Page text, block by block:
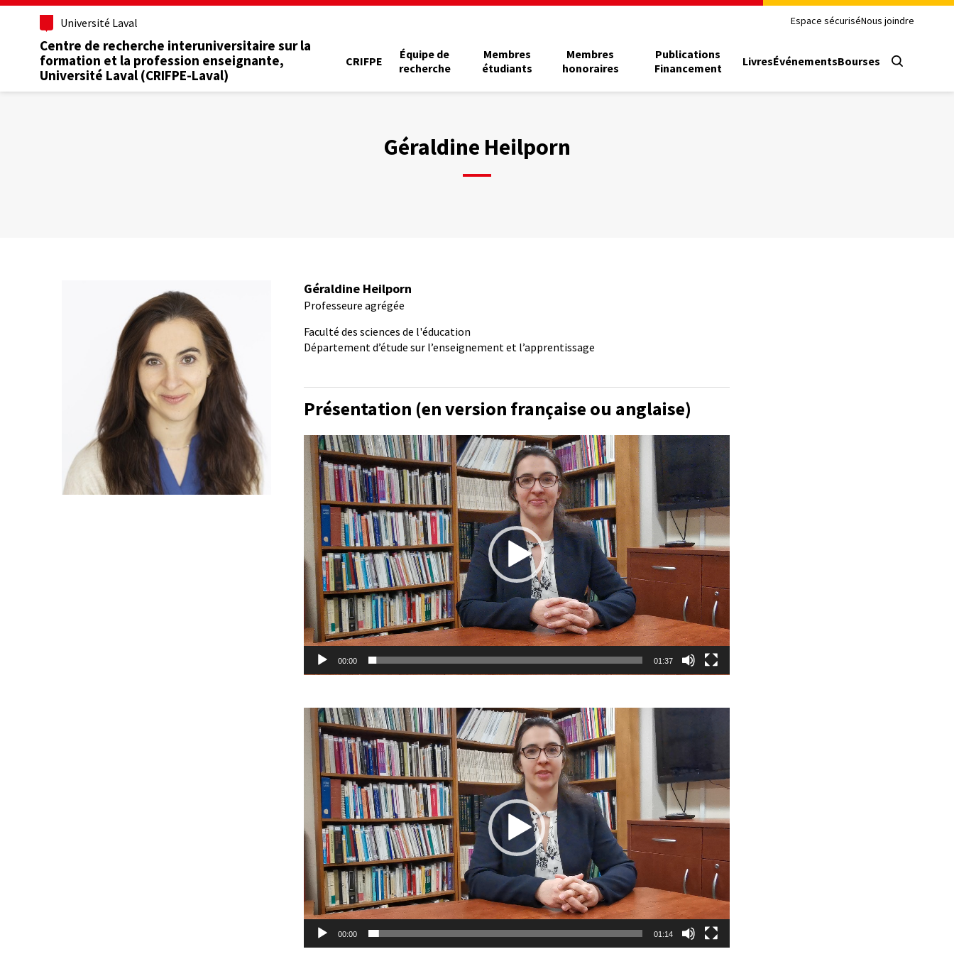
Aller
principal
Université Laval Espace sécuriséNous joindre
Centre de recherche interuniversitaire sur la
formation et la profession enseignante,
Université Laval (CRIFPE-Laval)
CRIFPE
Équipe de
recherche
Membres
étudiants
Membres
honoraires
Publications
Financement
LivresÉvénementsBourses
Géraldine Heilporn
Géraldine Heilporn
Professeure agrégée
Faculté des sciences de l'éducation
Département d’étude sur l’enseignement et l’apprentissage
Présentation (en version française ou anglaise)
Lecteur
vidéo
00:00 01:37
Lecteur
vidéo
00:00 01:14